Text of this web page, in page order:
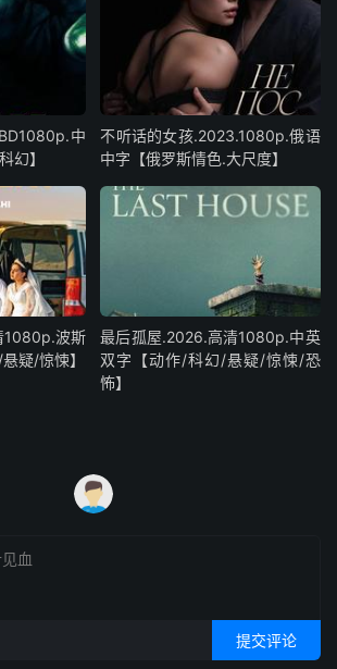
中
幻】
不听话的女孩.2023.1080p.俄语
中字【俄罗斯情色.大尺度】
1080p.波斯
疑/惊悚】
最后孤屋.2026.高清1080p.中英
双字【动作/科幻/悬疑/惊悚/恐
怖】
提交评论